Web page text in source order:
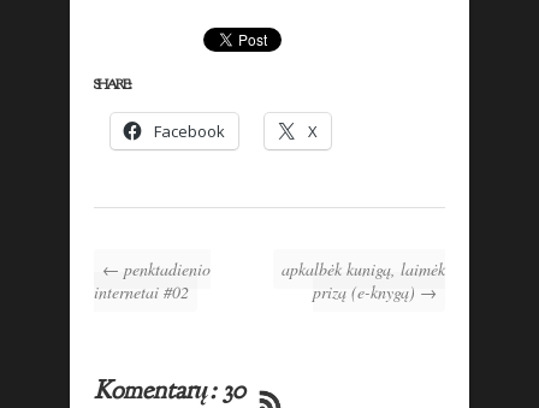
SHARE:
Facebook X
← penktadienio
internetai #02
apkalbėk kunigą, laimėk
prizą (e-knygą) →
Komentarų: 30